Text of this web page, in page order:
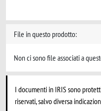
File in questo prodotto:
Non ci sono file associati a
I documenti in IRIS sono
riservati, salvo diversa